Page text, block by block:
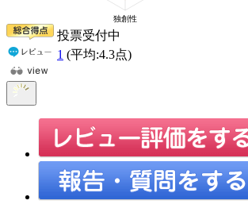
投票受付中
1 (平均:4.3点)